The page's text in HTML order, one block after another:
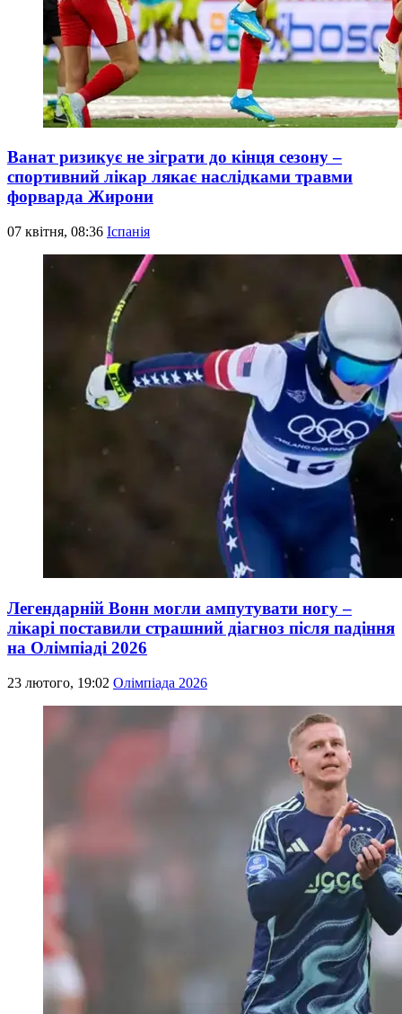
Ванат ризикує не зіграти до кінця сезону –
спортивний лікар лякає наслідками травми
форварда Жирони
07 квітня, 08:36 Іспанія
Легендарній Вонн могли ампутувати ногу –
лікарі поставили страшний діагноз після падіння
на Олімпіаді 2026
23 лютого, 19:02 Олімпіада 2026